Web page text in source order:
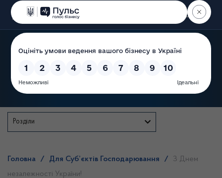
Пошук
Розділи
Головна / Для Суб’єктів Господарювання /
З Днем
незалежності України!